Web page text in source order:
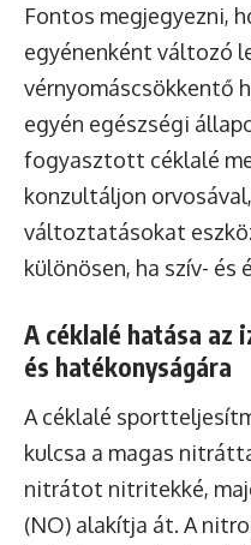
Fontos megjegyezni,
egyénenként változó
vérnyomáscsökkentő
egyén egészségi
fogyasztott céklalé
konzultáljon
változtatásokat
különösen, ha szív- és
A céklalé hatása az
és hatékonyságára
A céklalé
kulcsa a magas
nitrátot nitritekké,
(NO) alakítja át. A